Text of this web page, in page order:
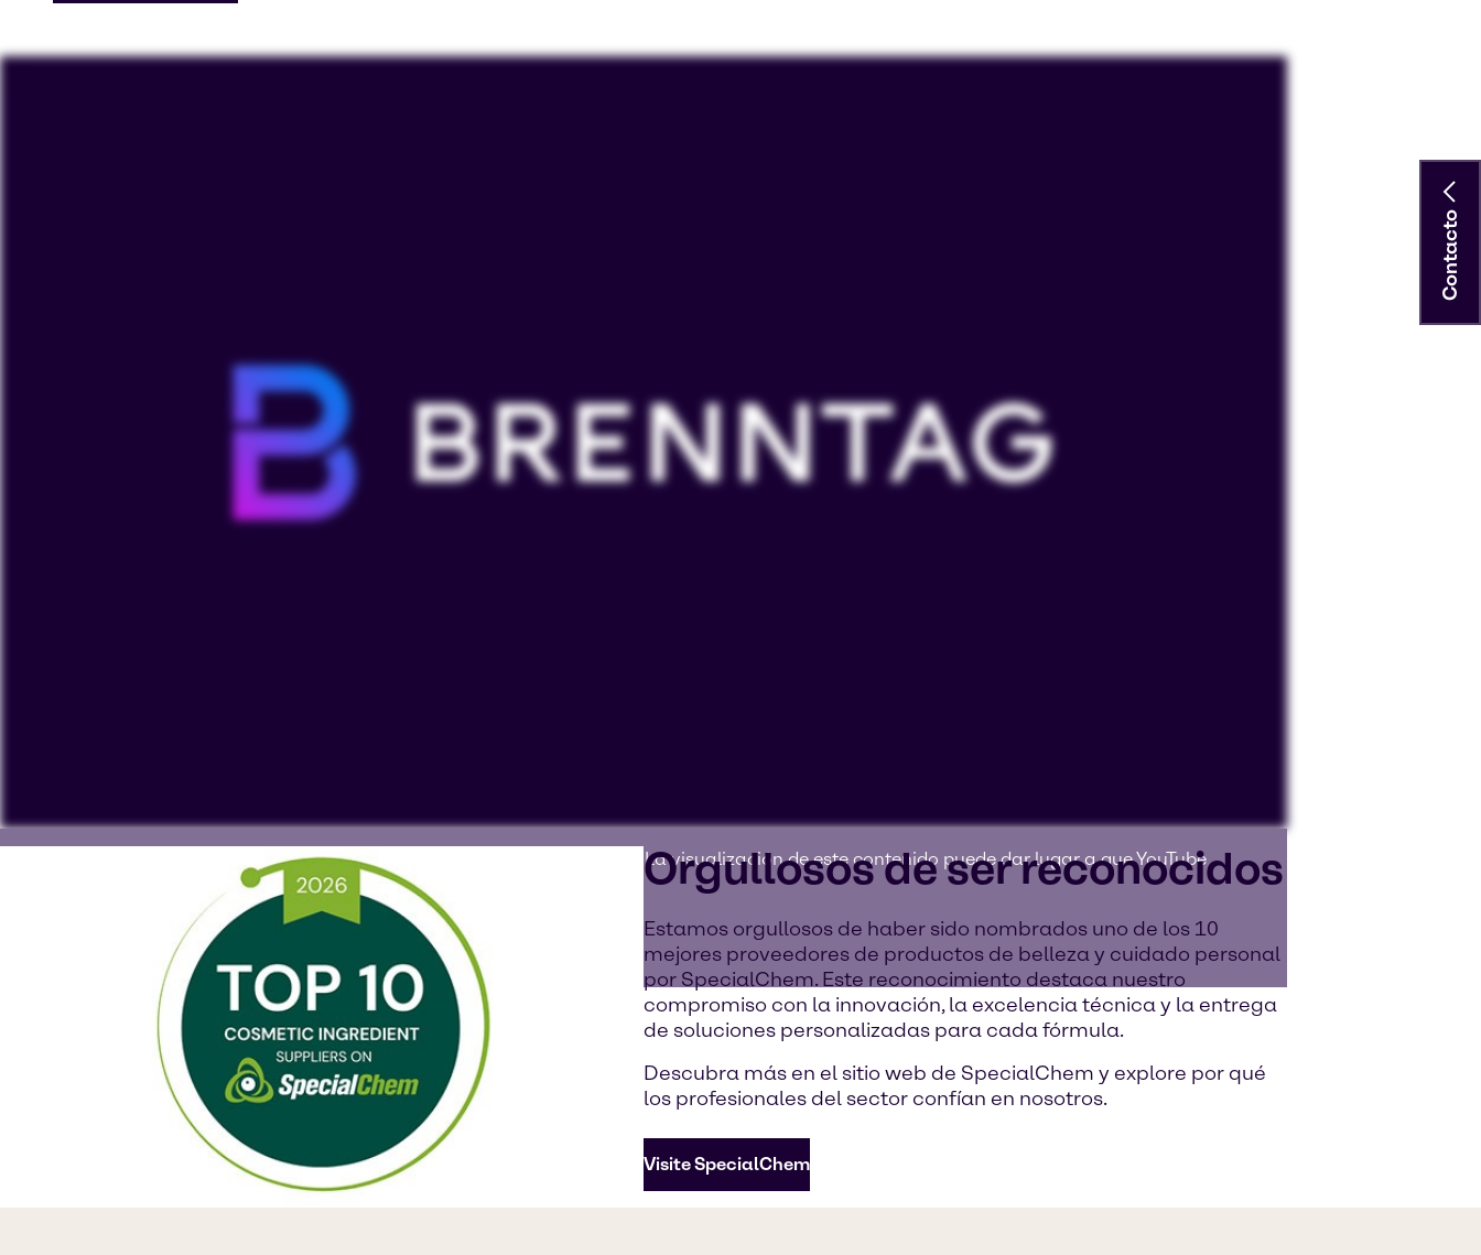
Para ver nuestros vídeos de YouTube debe aceptar las 'Targeting cookies'. La visualización de este contenido puede dar lugar a que YouTube
procese datos personales o coloque cookies en su dispositivo.
Ver en YouTube
Orgullosos de ser reconocidos
Estamos orgullosos de haber sido nombrados uno de los 10
mejores proveedores de productos de belleza y cuidado personal
por SpecialChem. Este reconocimiento destaca nuestro
compromiso con la innovación, la excelencia técnica y la entrega
de soluciones personalizadas para cada fórmula.
Descubra más en el sitio web de SpecialChem y explore por qué
los profesionales del sector confían en nosotros.
Visite SpecialChem
Contacto